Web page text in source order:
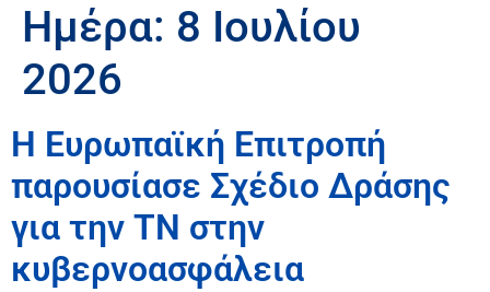
Ημέρα: 8 Ιουλίου
2026
Η Ευρωπαϊκή Επιτροπή
παρουσίασε Σχέδιο Δράσης
για την ΤΝ στην
κυβερνοασφάλεια